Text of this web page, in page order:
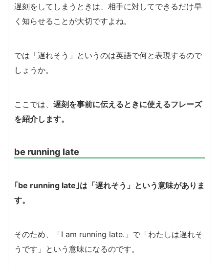
遅刻をしてしまうときは、相手に対してできるだけ早
く知らせることが大切ですよね。
では「遅れそう」というのは英語で何と表現するので
しょうか。
ここでは、 遅刻を事前に伝えるときに使えるフレーズ
を紹介します。
be running late
｢be running late｣は「遅れそう」という意味がありま
す。
そのため、「I am running late.」で「わたしは遅れそ
うです」という意味になるのです。